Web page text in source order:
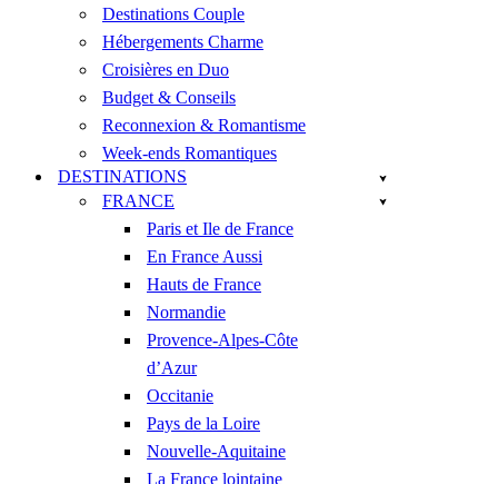
Destinations Couple
Hébergements Charme
Croisières en Duo
Budget & Conseils
Reconnexion & Romantisme
Week-ends Romantiques
DESTINATIONS
FRANCE
Paris et Ile de France
En France Aussi
Hauts de France
Normandie
Provence-Alpes-Côte
d’Azur
Occitanie
Pays de la Loire
Nouvelle-Aquitaine
La France lointaine